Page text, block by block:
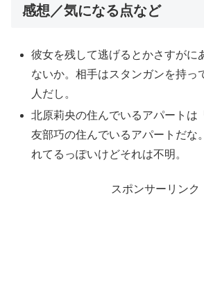
感想／気になる点など
彼女を残して逃げるとかさすがに
ないか。相手はスタンガンを持っ
人だし。
北原莉央の住んでいるアパートは
友部巧の住んでいるアパートだな
れてるっぽいけどそれは不明。
スポンサーリンク